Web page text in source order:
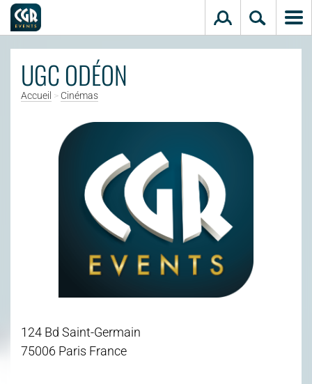
Aller au contenu principal
UGC ODÉON
Accueil > Cinémas
124 Bd Saint-Germain
75006 Paris France